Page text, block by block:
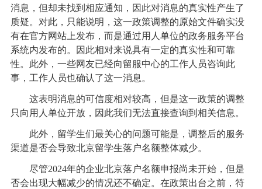
消息，但却未找到相应通知，因此对消息的真实性产生了
质疑。对此，只能说明，这一政策调整的原始文件确实没
有在官方网站上发布，而是通过用人单位的政务服务平台
系统内发布的。因此相对来说具有一定的真实性和可靠
性。此外，一些网友已经向留服中心的工作人员咨询此
事，工作人员也确认了这一消息。
这表明消息的可信度相对较高，但是这一政策的调整
只向用人单位开放，因此我们无法直接查询到相关信息。
此外，留学生们最关心的问题可能是，调整后的服务
渠道是否会导致北京留学生落户名额整体减少。
尽管2024年的企业北京落户名额申报尚未开始，但是
否会出现大幅减少的情况还不确定。在政策出台之前，符